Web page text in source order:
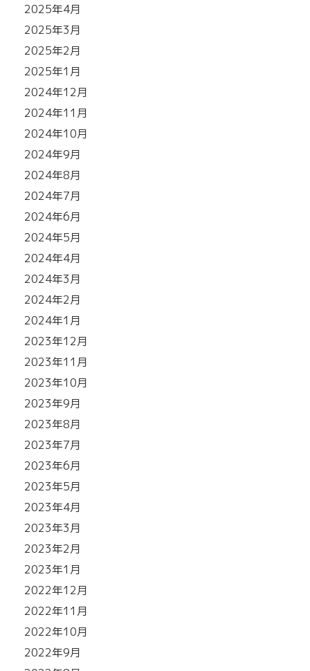
2025年4月
2025年3月
2025年2月
2025年1月
2024年12月
2024年11月
2024年10月
2024年9月
2024年8月
2024年7月
2024年6月
2024年5月
2024年4月
2024年3月
2024年2月
2024年1月
2023年12月
2023年11月
2023年10月
2023年9月
2023年8月
2023年7月
2023年6月
2023年5月
2023年4月
2023年3月
2023年2月
2023年1月
2022年12月
2022年11月
2022年10月
2022年9月